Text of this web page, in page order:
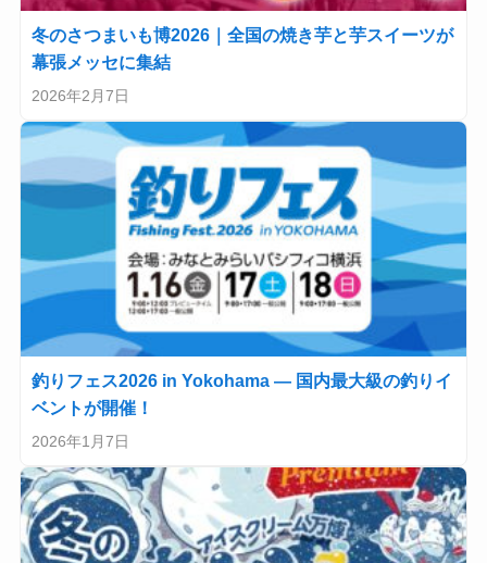
冬のさつまいも博2026｜全国の焼き芋と芋スイーツが
幕張メッセに集結
2026年2月7日
釣りフェス2026 in Yokohama — 国内最大級の釣りイ
ベントが開催！
2026年1月7日